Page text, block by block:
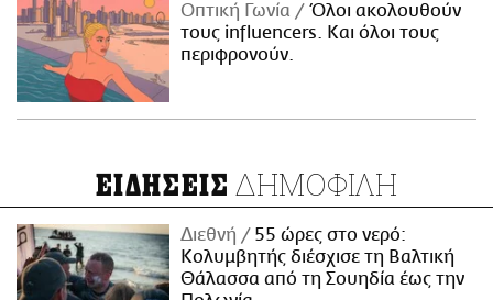
Οπτική Γωνία
Όλοι ακολουθούν
τους influencers. Και όλοι τους
περιφρονούν.
ΕΙΔΗΣΕΙΣ ΔΗΜΟΦΙΛΗ
Διεθνή
55 ώρες στο νερό:
Κολυμβητής διέσχισε τη Βαλτική
Θάλασσα από τη Σουηδία έως την